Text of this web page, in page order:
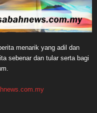
menarik yang adil dan
sebenar dan tular serta bagi